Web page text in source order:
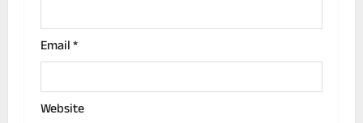
Email*
Website